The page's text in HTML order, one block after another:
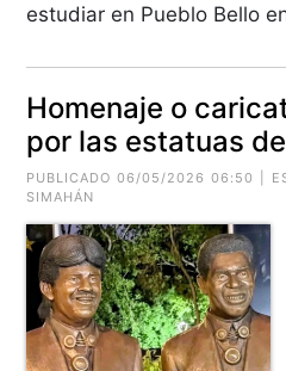
estudiar en Pueblo Bello
Homenaje o
por las estatuas
PUBLICADO 06/05/2026 06:50 |
SIMAHÁN